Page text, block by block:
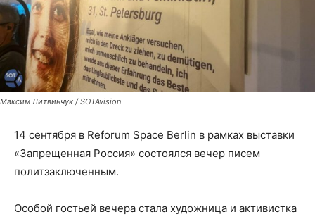
Максим Литвинчук / SOTAvision
14 сентября в Reforum Space Berlin в рамках выставки
«Запрещенная Россия» состоялся вечер писем
политзаключенным.
Особой гостьей вечера стала художница и активистка